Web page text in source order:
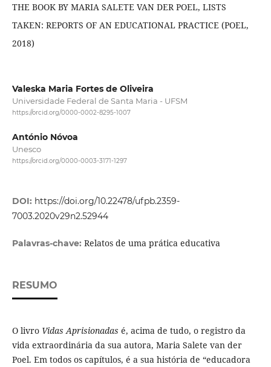
THE BOOK BY MARIA SALETE VAN DER POEL, LISTS
TAKEN: REPORTS OF AN EDUCATIONAL PRACTICE (POEL,
2018)
Valeska Maria Fortes de Oliveira
Universidade Federal de Santa Maria - UFSM
https://orcid.org/0000-0002-8295-1007
António Nóvoa
Unesco
https://orcid.org/0000-0003-3171-1297
DOI: https://doi.org/10.22478/ufpb.2359-
7003.2020v29n2.52944
Palavras-chave: Relatos de uma prática educativa
RESUMO
O livro Vidas Aprisionadas é, acima de tudo, o registro da
vida extraordinária da sua autora, Maria Salete van der
Poel. Em todos os capítulos, é a sua história de “educadora